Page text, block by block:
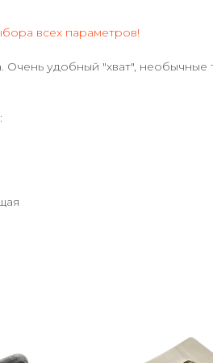
всех параметров!
Очень удобный "хват", необычные